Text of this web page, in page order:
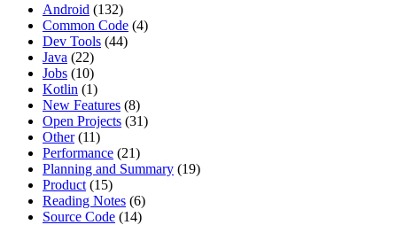
Android (132)
Common Code (4)
Dev Tools (44)
Java (22)
Jobs (10)
Kotlin (1)
New Features (8)
Open Projects (31)
Other(11)
Performance (21)
Planning and Summary (19)
Product (15)
Reading Notes (6)
Source Code (14)